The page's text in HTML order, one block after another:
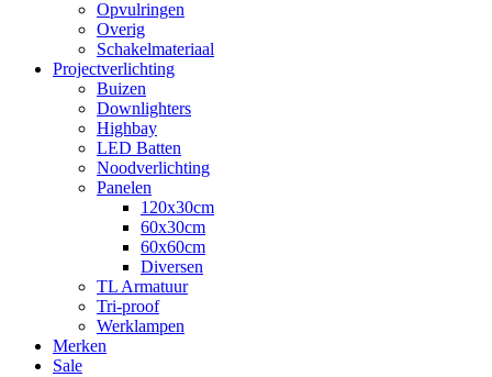
Opvulringen
Overig
Schakelmateriaal
Projectverlichting
Buizen
Downlighters
Highbay
LED Batten
Noodverlichting
Panelen
120x30cm
60x30cm
60x60cm
Diversen
TL Armatuur
Tri-proof
Werklampen
Merken
Sale